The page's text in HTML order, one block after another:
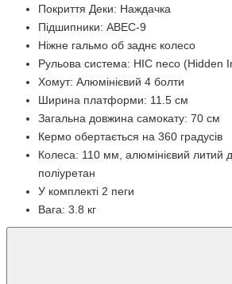
Покриття Деки: Наждачка
Підшипники: ABEC-9
Ніжне гальмо об заднє колесо
Рульова система: HIC neco (Hidden
Хомут: Алюмінієвий 4 болти
Ширина платформи: 11.5 см
Загальна довжина самокату: 70 см
Кермо обертається на 360 градусів
Колеса: 110 мм, алюмінієвий литий
поліуретан
У комплекті 2 пеги
Вага: 3.8 кг